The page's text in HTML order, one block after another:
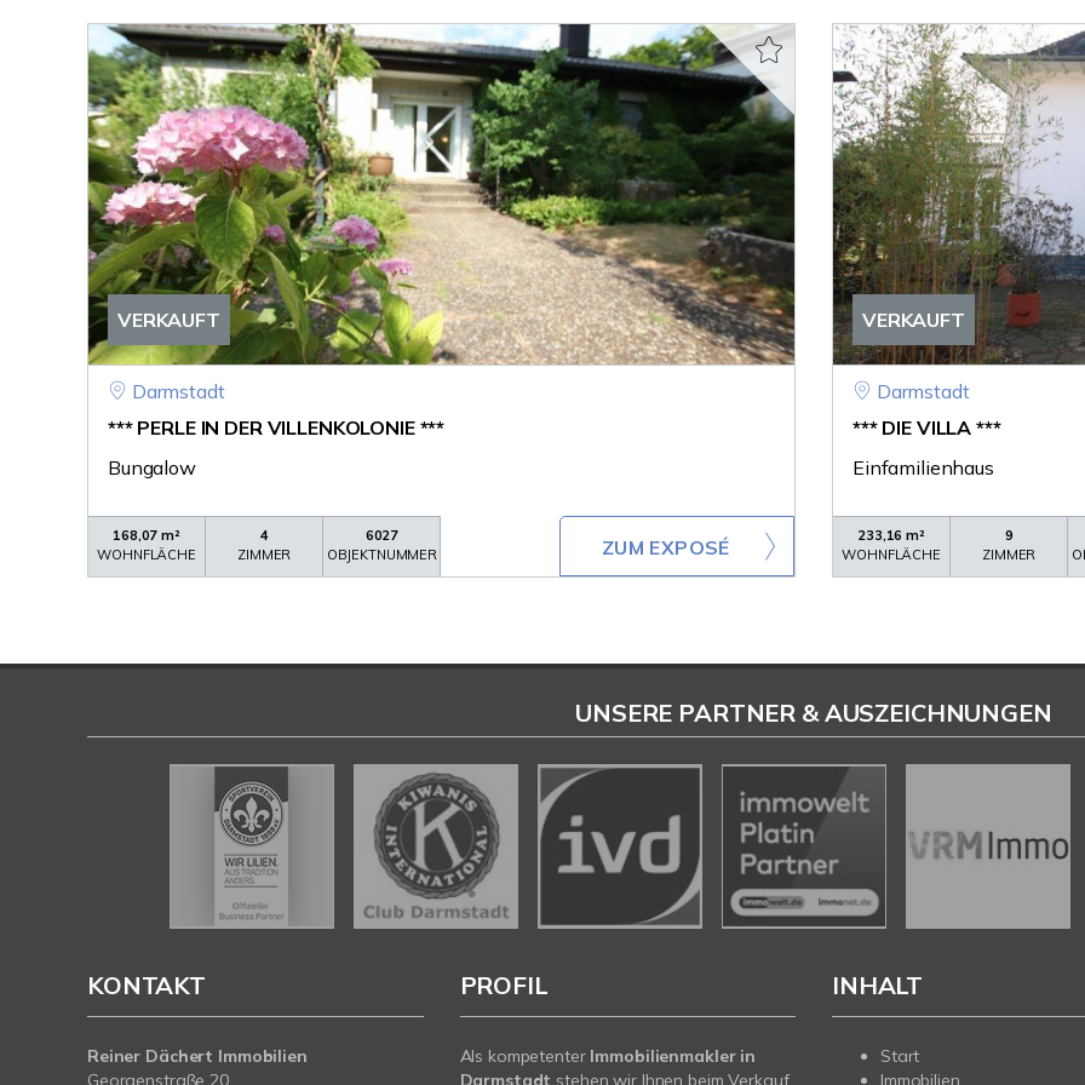
VERKAUFT
Darmstadt
*** PERLE IN DER VILLENKOLONIE ***
Bungalow
168,07 m²
WOHNFLÄCHE
4
ZIMMER
6027
OBJEKTNUMMER
ZUM EXPOSÉ
VERKAUFT
Darmstadt
*** DIE VILLA ***
Einfamilienhaus
233,16 m²
WOHNFLÄCHE
9
ZIMMER
UNSERE PARTNER & AUSZEICHNUNGEN
KONTAKT
Reiner Dächert Immobilien
Georgenstraße 20
PROFIL
Als kompetenter Immobilienmakler in
Darmstadt stehen wir Ihnen beim Verkauf
INHALT
Start
Immobilien